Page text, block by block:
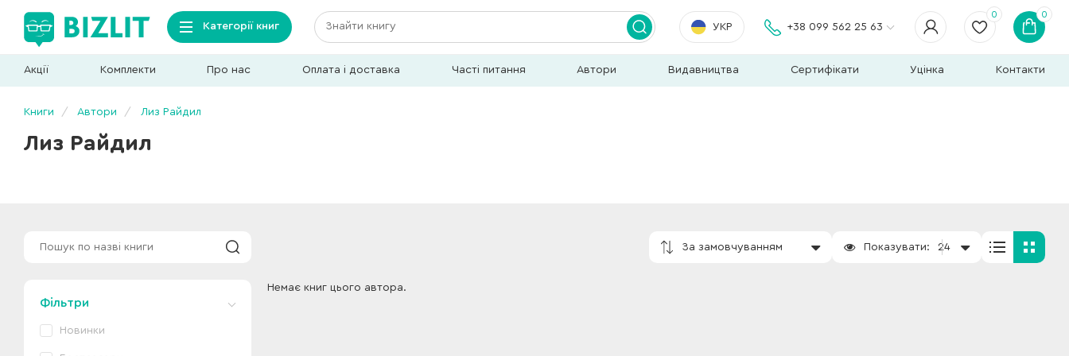
Категорії книг УКР +38 099 562 25 63
0 0
Акції Комплекти Про нас Оплата і доставка Часті питання Автори Видавництва Сертифікати Уцінка Контакти
Книги Автори Лиз Райдил
Лиз Райдил
За замовчуванням Показувати: 24
Фільтри
Новинки
Немає книг цього автора.